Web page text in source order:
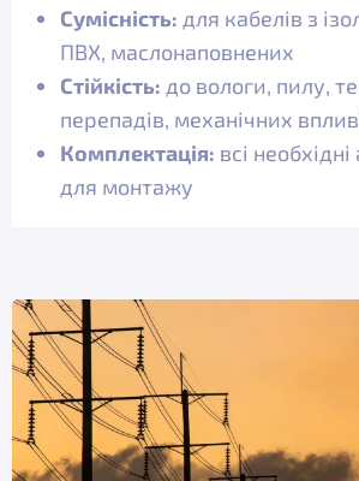
Сумісність: для кабелів з
ПВХ, маслонаповнених
Стійкість: до вологи, пилу,
перепадів, механічних
Комплектація: всі
для монтажу